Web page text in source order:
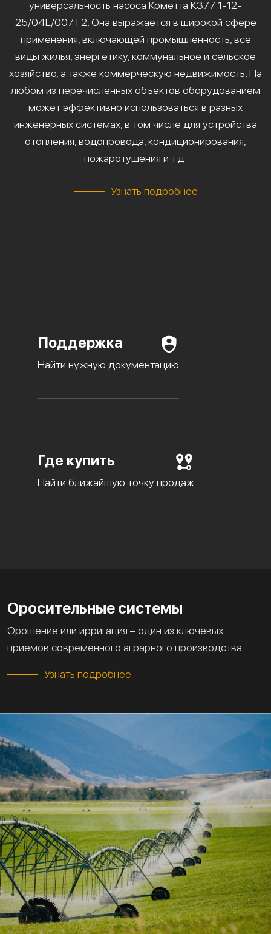
универсальность насоса Кометта К377 1-12-
25/04Е/007Т2. Она выражается в широкой сфере
применения, включающей промышленность, все
виды жилья, энергетику, коммунальное и сельское
хозяйство, а также коммерческую недвижимость. На
любом из перечисленных объектов оборудованием
может эффективно использоваться в разных
инженерных системах, в том числе для устройства
отопления, водопровода, кондиционирования,
пожаротушения и т.д.
Узнать подробнее
Поддержка
Найти нужную документацию
Где купить
Найти ближайшую точку продаж
Оросительные системы
Орошение или ирригация – один из ключевых
приемов современного аграрного производства.
Узнать подробнее